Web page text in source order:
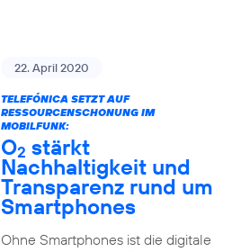
22. April 2020
TELEFÓNICA SETZT AUF
RESSOURCENSCHONUNG IM
MOBILFUNK:
O2 stärkt
Nachhaltigkeit und
Transparenz rund um
Smartphones
Ohne Smartphones ist die digitale